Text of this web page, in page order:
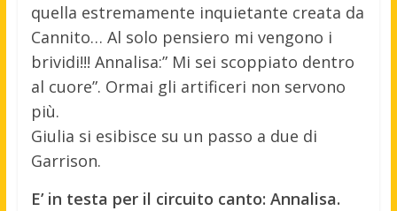
quella estremamente inquietante creata da
Cannito… Al solo pensiero mi vengono i
brividi!!! Annalisa:” Mi sei scoppiato dentro
al cuore”. Ormai gli artificeri non servono
più.
Giulia si esibisce su un passo a due di
Garrison.
E’ in testa per il circuito canto: Annalisa.